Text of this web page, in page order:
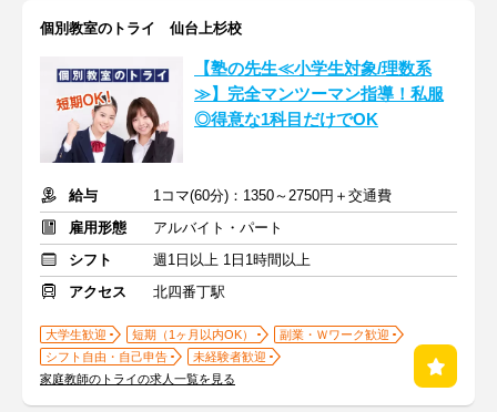
個別教室のトライ 仙台上杉校
【塾の先生≪小学生対象/理数系
≫】完全マンツーマン指導！私服
◎得意な1科目だけでOK
給与
1コマ(60分)：1350～2750円＋交通費
雇用形態
アルバイト・パート
シフト
週1日以上 1日1時間以上
アクセス
北四番丁駅
大学生歓迎 短期（1ヶ月以内OK）
副業・Ｗワーク歓迎
シフト自由・自己申告
未経験者歓迎
家庭教師のトライの求人一覧を見る